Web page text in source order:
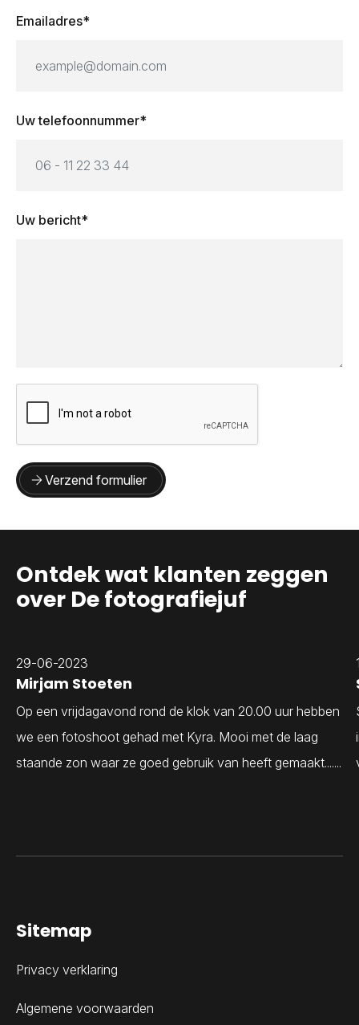
Emailadres*
Uw telefoonnummer*
Uw bericht*
Verzend formulier
Ontdek wat klanten zeggen
over De fotografiejuf
29-06-2023
Mirjam Stoeten
Op een vrijdagavond rond de klok van 20.00 uur hebben
we een fotoshoot gehad met Kyra. Mooi met de laag
staande zon waar ze goed gebruik van heeft gemaakt.......
Sitemap
Privacy verklaring
Algemene voorwaarden